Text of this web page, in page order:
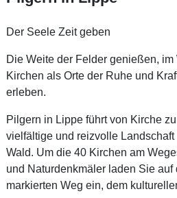
Der Seele Zeit geben
Die Weite der Felder genießen,
Kirchen als Orte der Ruhe und
erleben.
Pilgern in Lippe führt von Kirche
vielfältige und reizvolle
Wald. Um die 40 Kirchen am
und Naturdenkmäler laden Sie auf
markierten Weg ein, dem